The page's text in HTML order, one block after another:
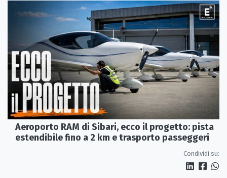
Aeroporto RAM di Sibari, ecco il progetto: pista
estendibile fino a 2 km e trasporto passeggeri
Condividi su: